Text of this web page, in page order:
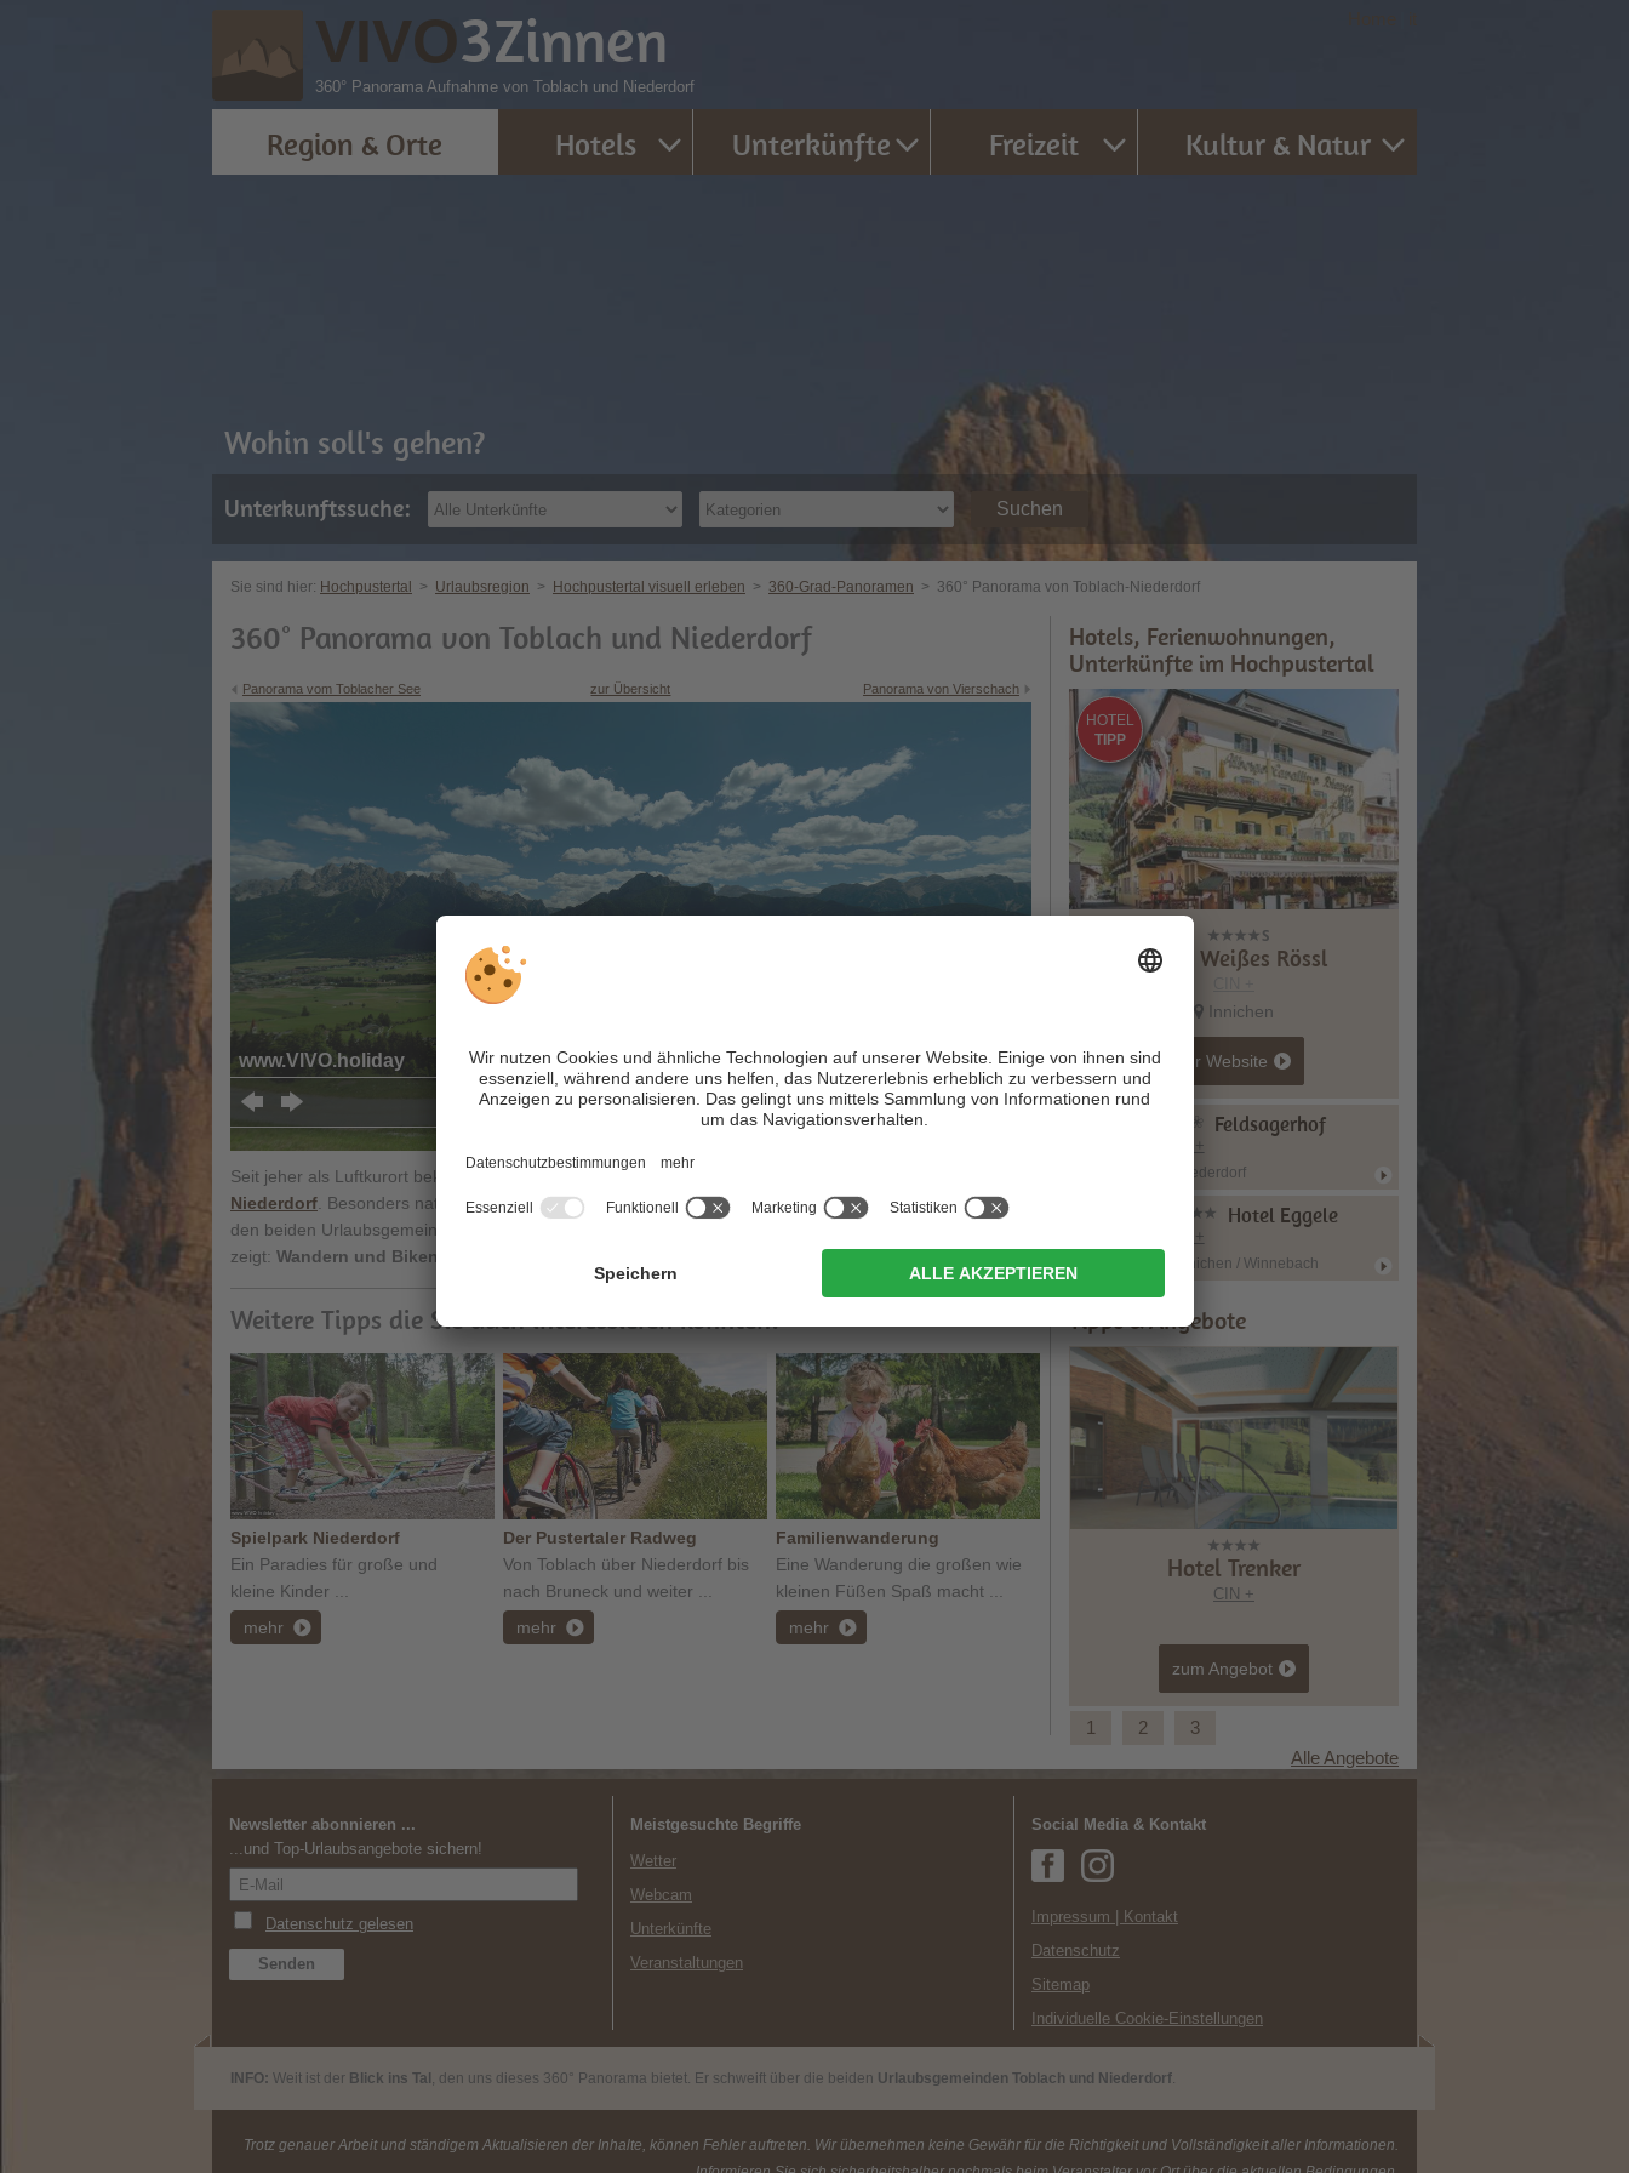
VIVO3Zinnen
360° Panorama Aufnahme von Toblach und Niederdorf
Wohin soll's gehen?
Unterkunftssuche: Suchen
Region & Orte Hotels Unterkünfte Freizeit Kultur & Natur
Sie sind hier: Hochpustertal > Urlaubsregion > Hochpustertal visuell erleben > 360-Grad-Panoramen > 360° Panorama von Toblach-Niederdorf
360° Panorama von Toblach und Niederdorf
Panorama vom Toblacher See zur Übersicht Panorama von Vierschach
Seit jeher als Luftkurort bekannt sind die beiden Hochpustertaler Gemeinden
Niederdorf . Besonders naturverbundene Urlauber,Aktivurlauber sowieRuhesuchende, fühlen sich in
den beiden Urlaubsgemeinden der Dolomitenregion 3 Zinnen wohl. Und wie auch das Panoramabild
zeigt: Wandern und Biken
Weitere Tipps die Sie auch interessieren könnten:
Spielpark Niederdorf
Ein Paradies für große und
kleine Kinder ...
mehr
Der Pustertaler Radweg
Von Toblach über Niederdorf bis
nach Bruneck und weiter ...
mehr
Familienwanderung
Eine Wanderung die großen wie
kleinen Füßen Spaß macht ...
mehr
Hotels, Ferienwohnungen,
Unterkünfte im Hochpustertal
HOTEL
TIPP
Hotel Weißes Rössl
Innichen
zur Website
Feldsagerhof
CIN +
Niederdorf
Hotel Eggele
CIN +
Innichen / Winnebach
Tipps & Angebote
Hotel Trenker
CIN +
zum Angebot
1 2
3
Alle Angebote
Newsletter abonnieren ...
...und Top-Urlaubsangebote sichern!
Meistgesuchte Begriffe
Wetter
Webcam
Unterkünfte
Veranstaltungen
Social Media & Kontakt
Impressum | Kontakt
Datenschutz
Sitemap
Individuelle Cookie-Einstellungen
INFO: Weit ist der Blick ins Tal , den uns dieses 360° Panorama bietet. Er schweift über die beiden Urlaubsgemeinden Toblach und Niederdorf
Trotz genauer Arbeit und ständigem Aktualisieren der Inhalte, können Fehler auftreten. Wir übernehmen keine Gewähr für die Richtigkeit und Vollständigkeit aller Informationen.